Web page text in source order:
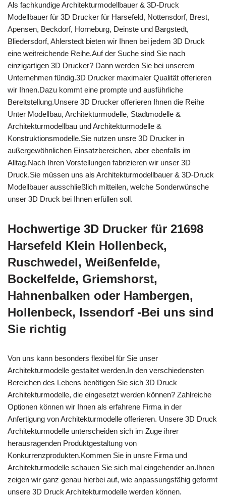
Als fachkundige Architekturmodellbauer & 3D-Druck
Modellbauer für 3D Drucker für Harsefeld, Nottensdorf, Brest,
Apensen, Beckdorf, Horneburg, Deinste und Bargstedt,
Bliedersdorf, Ahlerstedt bieten wir Ihnen bei jedem 3D Druck
eine weitreichende Reihe.Auf der Suche sind Sie nach
einzigartigen 3D Drucker? Dann werden Sie bei unserem
Unternehmen fündig.3D Drucker maximaler Qualität offerieren
wir Ihnen.Dazu kommt eine prompte und ausführliche
Bereitstellung.Unsere 3D Drucker offerieren Ihnen die Reihe
Unter Modellbau, Architekturmodelle, Stadtmodelle &
Architekturmodellbau und Architekturmodelle &
Konstruktionsmodelle.Sie nutzen unsre 3D Drucker in
außergewöhnlichen Einsatzbereichen, aber ebenfalls im
Alltag.Nach Ihren Vorstellungen fabrizieren wir unser 3D
Druck.Sie müssen uns als Architekturmodellbauer & 3D-Druck
Modellbauer ausschließlich mitteilen, welche Sonderwünsche
unser 3D Druck bei Ihnen erfüllen soll.
Hochwertige 3D Drucker für 21698
Harsefeld Klein Hollenbeck,
Ruschwedel, Weißenfelde,
Bockelfelde, Griemshorst,
Hahnenbalken oder Hambergen,
Hollenbeck, Issendorf -Bei uns sind
Sie richtig
Von uns kann besonders flexibel für Sie unser
Architekturmodelle gestaltet werden.In den verschiedensten
Bereichen des Lebens benötigen Sie sich 3D Druck
Architekturmodelle, die eingesetzt werden können? Zahlreiche
Optionen können wir Ihnen als erfahrene Firma in der
Anfertigung von Architekturmodelle offerieren. Unsere 3D Druck
Architekturmodelle unterscheiden sich im Zuge ihrer
herausragenden Produktgestaltung von
Konkurrenzprodukten.Kommen Sie in unsre Firma und
Architekturmodelle schauen Sie sich mal eingehender an.Ihnen
zeigen wir ganz genau hierbei auf, wie anpassungsfähig geformt
unsere 3D Druck Architekturmodelle werden können.